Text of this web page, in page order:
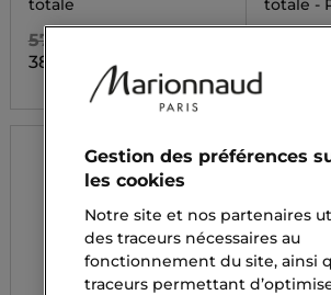
totale
578,00 CHF
387,25 CHF
totale -
Gestion des préférences
les cookies
Notre site et nos partenaires
des traceurs nécessaires au
fonctionnement du site, ainsi
traceurs permettant